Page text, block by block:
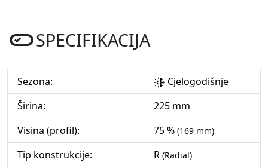
SPECIFIKACIJA
Sezona:
Cjelogodišnje
Širina:
225 mm
Visina (profil):
75 % (169 mm)
Tip konstrukcije: R (Radial)